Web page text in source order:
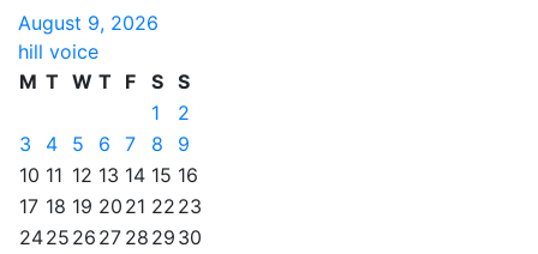
August 9, 2026
hill voice
M T W T F S S
1
2
3
4 5 6 7 8
9
10 11 12 13 14 15 16
17 18 19 20 21 22 23
2425 26 27 28 29 30